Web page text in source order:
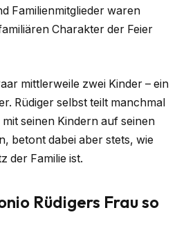
Familienmitglieder waren
Charakter der Feier
mittlerweile zwei Kinder – ein
Rüdiger selbst teilt manchmal
seinen Kindern auf seinen
betont dabei aber stets, wie
der Familie ist.
Rüdigers Frau so